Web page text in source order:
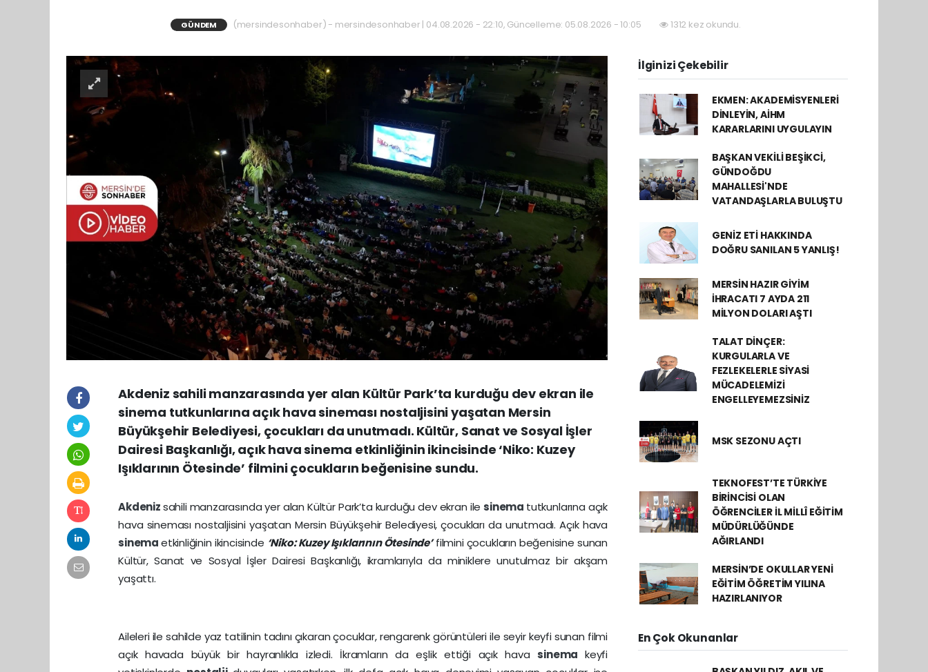
GÜNDEM (mersindesonhaber) - mersindesonhaber | 04.08.2026 - 22:10, Güncelleme: 05.08.2026 - 10:05 1312 kez okundu.
Akdeniz sahili manzarasında yer alan Kültür Park’ta kurduğu dev ekran ile
sinema tutkunlarına açık hava sineması nostaljisini yaşatan Mersin
Büyükşehir Belediyesi, çocukları da unutmadı. Kültür, Sanat ve Sosyal İşler
Dairesi Başkanlığı, açık hava sinema etkinliğinin ikincisinde ‘Niko: Kuzey
Işıklarının Ötesinde’ filmini çocukların beğenisine sundu.
Akdenizsahili manzarasında yer alan Kültür Park’ta kurduğu dev ekran ile sinema tutkunlarına açık
hava sineması nostaljisini yaşatan Mersin Büyükşehir Belediyesi, çocukları da unutmadı. Açık hava
sinemaetkinliğinin ikincisinde ‘Niko: Kuzey Işıklarının Ötesinde’filmini çocukların beğenisine sunan
Kültür, Sanat ve Sosyal İşler Dairesi Başkanlığı, ikramlarıyla da miniklere unutulmaz bir akşam
yaşattı.
Aileleri ile sahilde yaz tatilinin tadını çıkaran çocuklar, rengarenk görüntüleri ile seyir keyfi sunan filmi
açık havada büyük bir hayranlıkla izledi. İkramların da eşlik ettiği açık hava sinema keyfi
İlginizi Çekebilir
EKMEN: AKADEMİSYENLERİ
DİNLEYİN, AİHM
KARARLARINI UYGULAYIN
BAŞKAN VEKİLİ BEŞİKCİ,
GÜNDOĞDU
MAHALLESİ'NDE
VATANDAŞLARLA BULUŞTU
GENİZ ETİ HAKKINDA
DOĞRU SANILAN 5 YANLIŞ!
MERSİN HAZIR GİYİM
İHRACATI 7 AYDA 211
MİLYON DOLARI AŞTI
TALAT DİNÇER:
KURGULARLA VE
FEZLEKELERLE SİYASİ
MÜCADELEMİZİ
ENGELLEYEMEZSİNİZ
MSK SEZONU AÇTI
TEKNOFEST’TE TÜRKİYE
BİRİNCİSİ OLAN
ÖĞRENCİLER İL MİLLÎ EĞİTİM
MÜDÜRLÜĞÜNDE
AĞIRLANDI
MERSİN’DE OKULLAR YENİ
EĞİTİM ÖĞRETİM YILINA
HAZIRLANIYOR
En Çok Okunanlar